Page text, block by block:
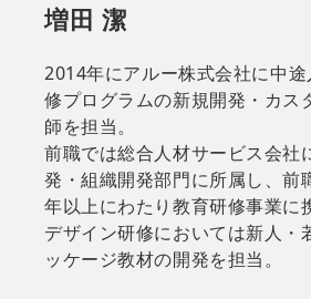
増田 潔
2014年にアルー株式会社に中
修プログラムの新規開発・カス
師を担当。
前職では総合人材サービス会社
発・組織開発部門に所属し、前
年以上にわたり教育研修事業に
デザイン研修においては新人・
ッケージ教材の開発を担当。